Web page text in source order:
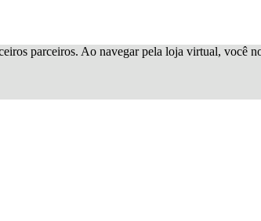
parceiros. Ao navegar pela loja virtual, você